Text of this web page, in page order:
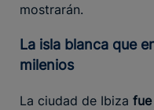
mostrarán.
La isla blanca que enamora desde hace
milenios
La ciudad de Ibiza